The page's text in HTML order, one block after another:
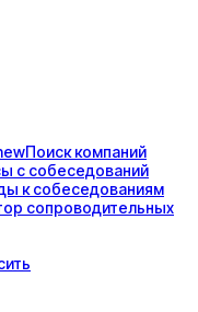
Поисккомпаний
с собеседований
ксобеседованиям
сопроводительных